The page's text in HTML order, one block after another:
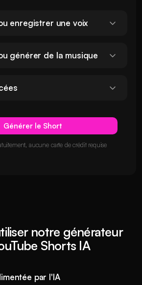
enregistrer une voix
générer de la musique
Générer le Short
aucune carte de crédit requise
notre générateur
Shorts IA
par l'IA